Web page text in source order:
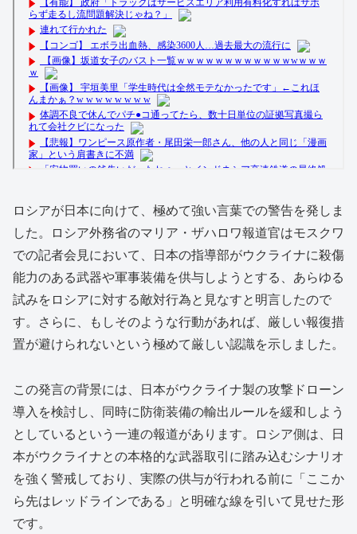
ロシアが日本に向けて、極めて強い言葉での警告を発しま
した。ロシア外務省のマリア・ザハロワ報道官はモスクワ
での記者会見において、日本の指導部がウクライナに殺傷
能力のある武器や軍事装備を供与しようとする、あらゆる
試みをロシアに対する敵対行為と見なすと明言したので
す。さらに、もしそのような行動があれば、厳しい報復措
置が避けられないという極めて厳しい認識を示しました。
この発言の背景には、日本がウクライナ製の攻撃ドローン
導入を検討し、同時に防衛装備の輸出ルールを緩和しよう
としているという一連の報道があります。ロシア側は、日
本がウクライナとの本格的な武器取引に踏み込むシナリオ
を強く警戒しており、実際の供与が行われる前に「ここか
ら先はレッドラインである」と明確な線を引いて見せた形
です。